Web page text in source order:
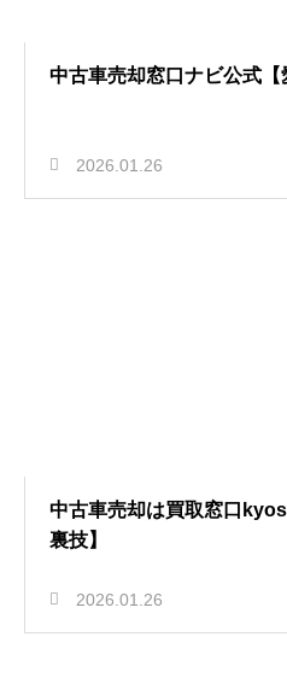
中古車売却窓口ナビ公式【
2026.01.26
中古車売却は買取窓口
裏技】
2026.01.26